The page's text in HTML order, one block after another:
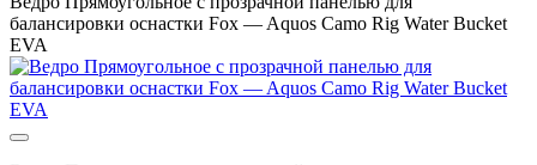
балансировки оснастки Fox — Aquos Camo Rig Water Bucket
EVA